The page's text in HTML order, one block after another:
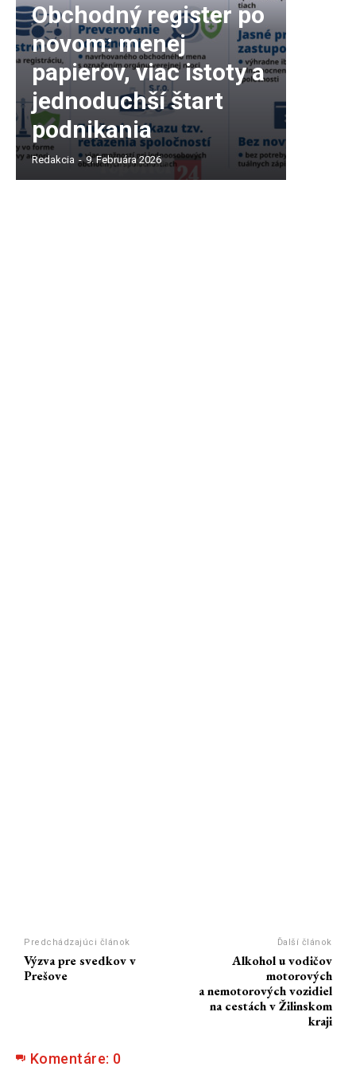
Obchodný register po
novom: menej
papierov, viac istoty a
jednoduchší štart
podnikania
Redakcia - 9. Februára 2026
Predchádzajúci článok
Výzva pre svedkov v
Prešove
Ďalší článok
Alkohol u vodičov
motorových
a nemotorových vozidiel
na cestách v Žilinskom
kraji
Komentáre: 0